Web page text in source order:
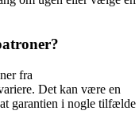
fra
Det kan være en
garantien i nogle tilfælde